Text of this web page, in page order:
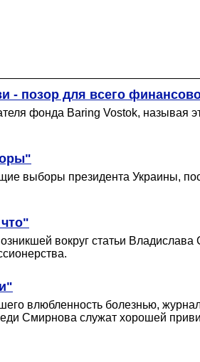
- позор для всего
фонда Baring Vostok, называя
выборы президента Украины,
вокруг статьи
влюбленность болезнью,
Смирнова служат хорошей